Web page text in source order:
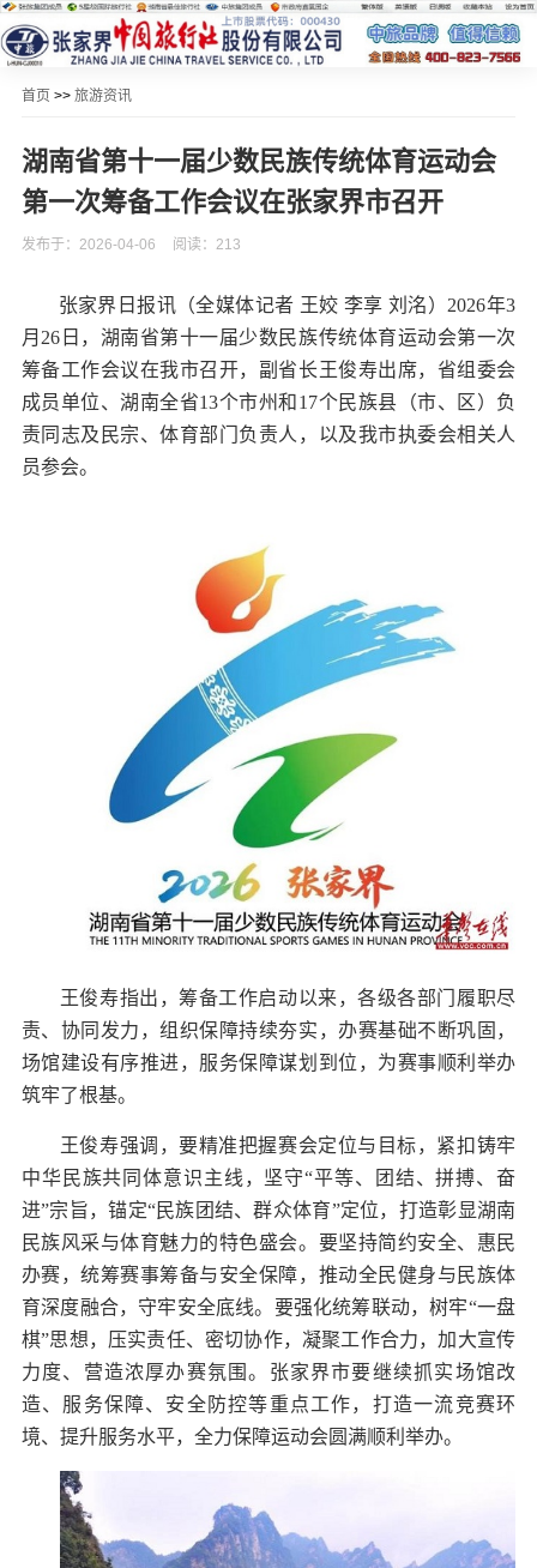
首页 >> 旅游资讯
湖南省第十一届少数民族传统体育运动会
第一次筹备工作会议在张家界市召开
发布于：2026-04-06 阅读：213
张家界日报讯（全媒体记者 王姣 李享 刘洺）2026年3
月26日，湖南省第十一届少数民族传统体育运动会第一次
筹备工作会议在我市召开，副省长王俊寿出席，省组委会
成员单位、湖南全省13个市州和17个民族县（市、区）负
责同志及民宗、体育部门负责人，以及我市执委会相关人
员参会。
王俊寿指出，筹备工作启动以来，各级各部门履职尽
责、协同发力，组织保障持续夯实，办赛基础不断巩固，
场馆建设有序推进，服务保障谋划到位，为赛事顺利举办
筑牢了根基。
王俊寿强调，要精准把握赛会定位与目标，紧扣铸牢
中华民族共同体意识主线，坚守“平等、团结、拼搏、奋
进”宗旨，锚定“民族团结、群众体育”定位，打造彰显湖南
民族风采与体育魅力的特色盛会。要坚持简约安全、惠民
办赛，统筹赛事筹备与安全保障，推动全民健身与民族体
育深度融合，守牢安全底线。要强化统筹联动，树牢“一盘
棋”思想，压实责任、密切协作，凝聚工作合力，加大宣传
力度、营造浓厚办赛氛围。张家界市要继续抓实场馆改
造、服务保障、安全防控等重点工作，打造一流竞赛环
境、提升服务水平，全力保障运动会圆满顺利举办。